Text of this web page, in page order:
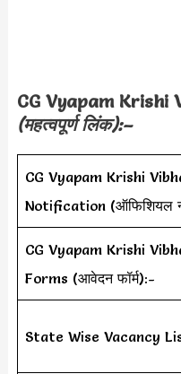
CG Vyapam
(महत्वपूर्ण लिंक):–
CG Vyapam Krishi
Notification (ऑफिशियल
CG Vyapam Krishi
Forms (आवेदन फॉर्म):-
State Wise Vacancy